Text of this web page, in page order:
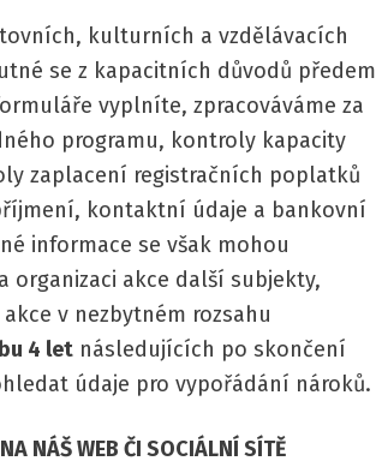
kulturních a vzdělávacích
se z kapacitních důvodů předem
vyplníte, zpracováváme za
programu, kontroly kapacity
zaplacení registračních poplatků
kontaktní údaje a bankovní
informace se však mohou
akce další subjekty,
v nezbytném rozsahu
4 let následujících po skončení
údaje pro vypořádání nároků.
NÁŠ WEB ČI SOCIÁLNÍ SÍTĚ